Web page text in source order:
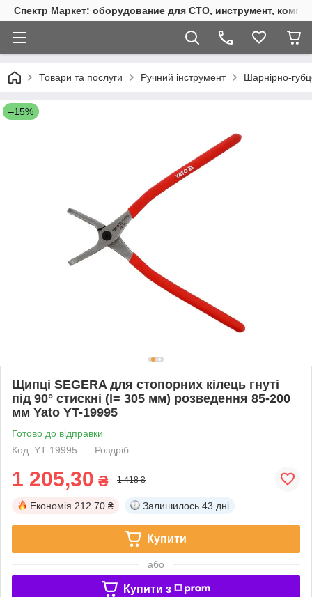
Спектр Маркет: оборудование для СТО, инструмент,
Товари та послуги Ручний інструмент Шарнірно-
–15%
Щипці SEGERA для стопорних кілець гнуті
під 90° стискні (l= 305 мм) розведення 85-200
мм Yato YT-19995
Готово до відправки
Код: YT-19995
Роздріб
1 205,30 ₴ 1 418 ₴
Економія 212.70 ₴ Залишилось 43 дні
Купити
або
Купити з